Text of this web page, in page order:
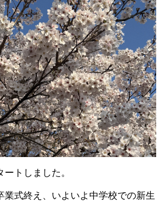
トしました。
業式終え、いよいよ中学校での新生